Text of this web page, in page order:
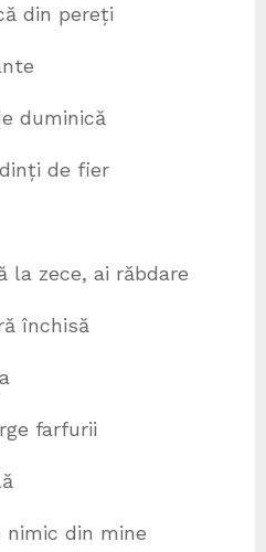
din pereți
duminică
de fier
la zece, ai răbdare
închisă
farfurii
nimic din mine